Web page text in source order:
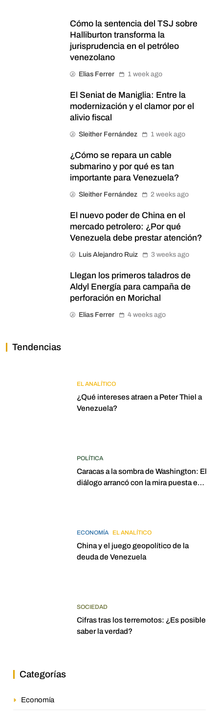
Cómo la sentencia del TSJ sobre
Halliburton transforma la
jurisprudencia en el petróleo
venezolano
Elias Ferrer 1 week ago
El Seniat de Maniglia: Entre la
modernización y el clamor por el
alivio fiscal
Sleither Fernández 1 week ago
¿Cómo se repara un cable
submarino y por qué es tan
importante para Venezuela?
Sleither Fernández 2 weeks ago
El nuevo poder de China en el
mercado petrolero: ¿Por qué
Venezuela debe prestar atención?
Luis Alejandro Ruiz 3 weeks ago
Llegan los primeros taladros de
Aldyl Energía para campaña de
perforación en Morichal
Elias Ferrer 4 weeks ago
Tendencias
EL ANALÍTICO
¿Qué intereses atraen a Peter Thiel a
Venezuela?
POLÍTICA
Caracas a la sombra de Washington: El
diálogo arrancó con la mira puesta en
ECONOMÍA EL ANALÍTICO
China y el juego geopolítico de la
deuda de Venezuela
SOCIEDAD
Cifras tras los terremotos: ¿Es posible
saber la verdad?
Categorías
Economía